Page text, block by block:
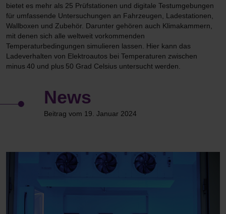
bietet es mehr als 25 Prüfstationen und digitale Testumgebungen
für umfassende Untersuchungen an Fahrzeugen, Ladestationen,
Wallboxen und Zubehör. Darunter gehören auch Klimakammern,
mit denen sich alle weltweit vorkommenden
Temperaturbedingungen simulieren lassen. Hier kann das
Ladeverhalten von Elektroautos bei Temperaturen zwischen
minus 40 und plus 50 Grad Celsius untersucht werden.
News
Beitrag vom 19. Januar 2024